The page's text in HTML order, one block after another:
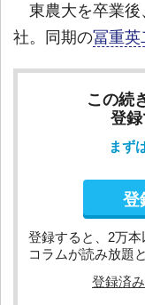
東農大を卒業後
社。同期の冨重英
この続
登録
まず
登
登録すると、2万本
コラムが読み放題
登録済